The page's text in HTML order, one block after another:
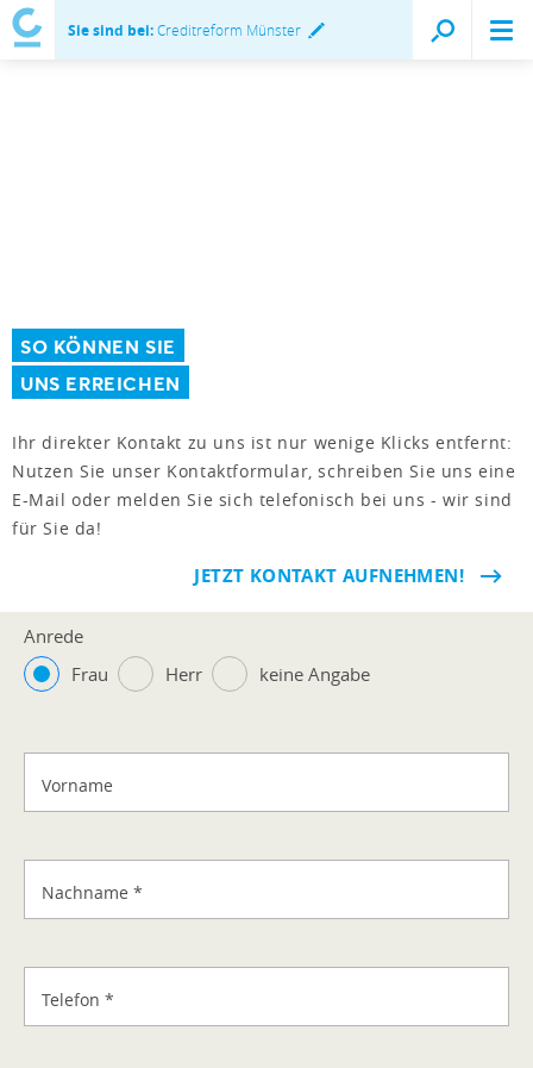
Sie sind bei:Creditreform Münster
SO KÖNNEN SIE
UNS ERREICHEN
Ihr direkter Kontakt zu uns ist nur wenige Klicks entfernt:
Nutzen Sie unser Kontaktformular, schreiben Sie uns eine
E-Mail oder melden Sie sich telefonisch bei uns - wir sind
für Sie da!
JETZT KONTAKT AUFNEHMEN!
Anrede
Frau
Herr keine Angabe
Vorname
Nachname *
Telefon *